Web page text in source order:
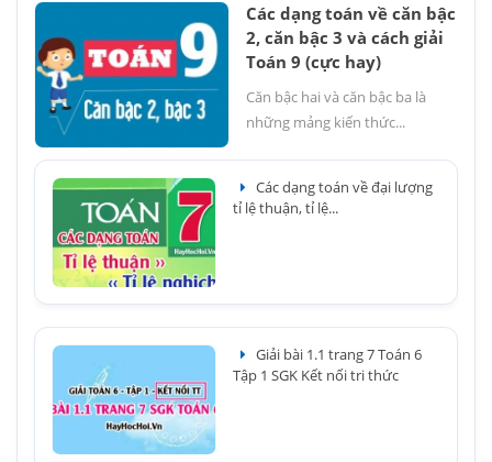
Các dạng toán về căn bậc
2, căn bậc 3 và cách giải
Toán 9 (cực hay)
Căn bậc hai và căn bậc ba là
những mảng kiến thức...
Các dạng toán về đại lượng
tỉ lệ thuận, tỉ lệ...
Giải bài 1.1 trang 7 Toán 6
Tập 1 SGK Kết nối tri thức